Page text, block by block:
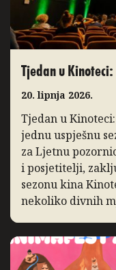
Tjedan u
20. lipnja 2026.
Tjedan u
jednu uspješnu
za Ljetnu
i posjetitelji,
sezonu kina
nekoliko divnih
godine bilježimo
posebice